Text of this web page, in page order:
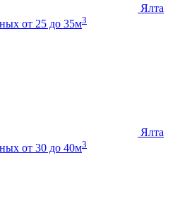
Ялта
от 25 до 35м3
Ялта
от 30 до 40м3